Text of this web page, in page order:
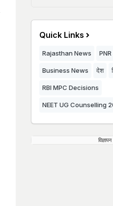
Quick Links
Rajasthan News
Business News देश
RBI MPC Decisions
NEET UG Counselling
विज्ञापन